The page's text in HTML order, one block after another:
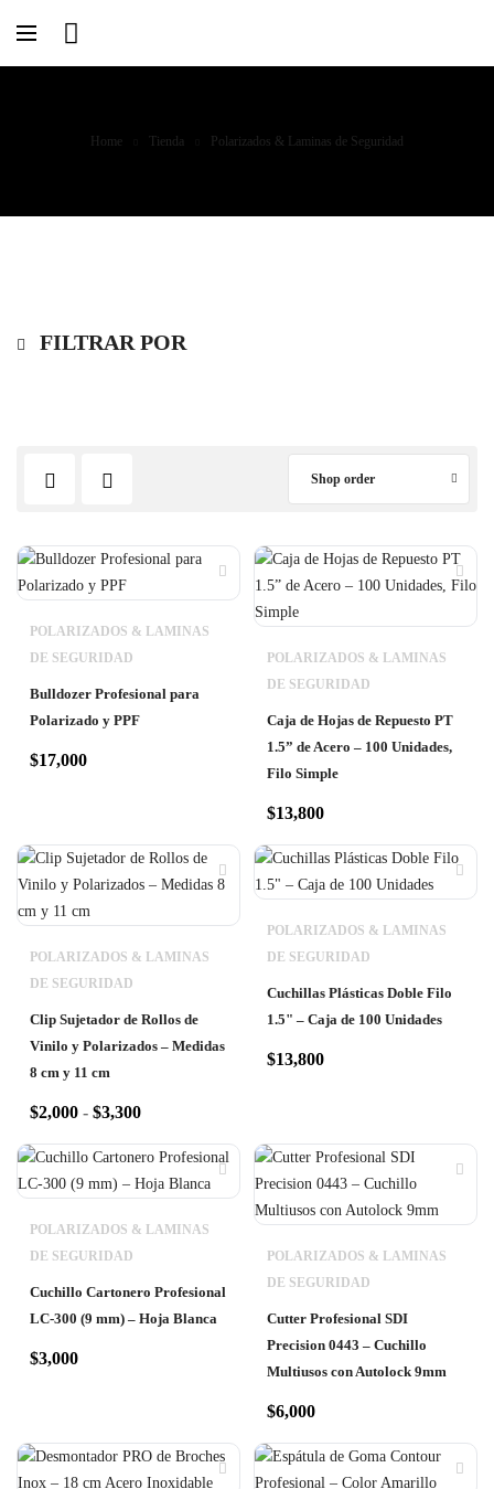
Home Tienda Polarizados & Laminas de Seguridad
FILTRAR POR
Shop order
POLARIZADOS & LAMINAS
DE SEGURIDAD
Bulldozer Profesional para
Polarizado y PPF
$17,000
POLARIZADOS & LAMINAS
DE SEGURIDAD
Caja de Hojas de Repuesto PT
1.5” de Acero – 100 Unidades,
Filo Simple
$13,800
POLARIZADOS & LAMINAS
DE SEGURIDAD
Clip Sujetador de Rollos de
Vinilo y Polarizados – Medidas
8 cm y 11 cm
$2,000 - $3,300
POLARIZADOS & LAMINAS
DE SEGURIDAD
Cuchillas Plásticas Doble Filo
1.5" – Caja de 100 Unidades
$13,800
POLARIZADOS & LAMINAS
DE SEGURIDAD
Cuchillo Cartonero Profesional
LC-300 (9 mm) – Hoja Blanca
$3,000
POLARIZADOS & LAMINAS
DE SEGURIDAD
Cutter Profesional SDI
Precision 0443 – Cuchillo
Multiusos con Autolock 9mm
$6,000